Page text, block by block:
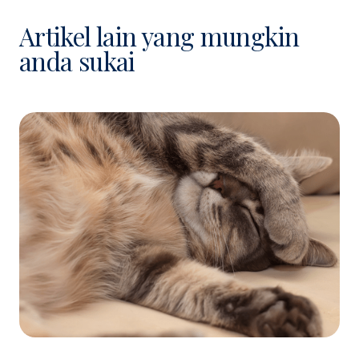
Artikel lain yang mungkin
anda sukai